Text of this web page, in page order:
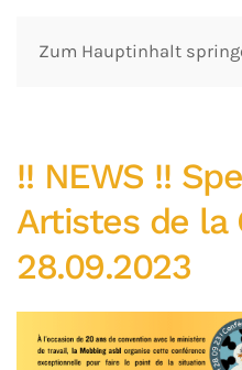
Zum Hauptinhalt
!! NEWS !!
Artistes de la
28.09.2023